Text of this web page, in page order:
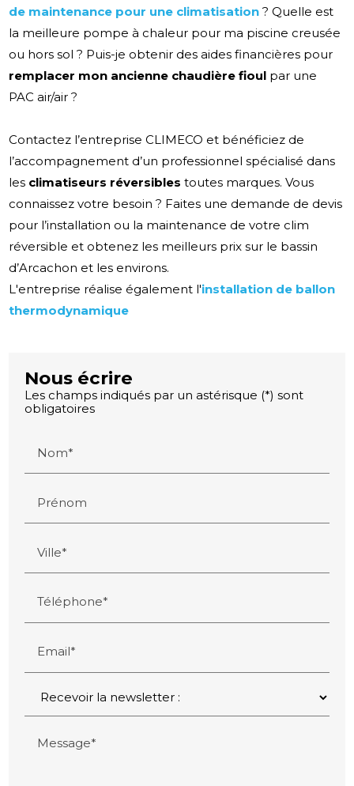
de maintenance pour une climatisation ? Quelle est
la meilleure pompe à chaleur pour ma piscine creusée
ou hors sol ? Puis-je obtenir des aides financières pour
remplacer mon ancienne chaudière fioul par une
PAC air/air ?
Contactez l’entreprise CLIMECO et bénéficiez de
l’accompagnement d’un professionnel spécialisé dans
les climatiseurs réversibles toutes marques. Vous
connaissez votre besoin ? Faites une demande de devis
pour l’installation ou la maintenance de votre clim
réversible et obtenez les meilleurs prix sur le bassin
d’Arcachon et les environs.
L'entreprise réalise également l'installation de ballon
thermodynamique
Nous écrire
Les champs indiqués par un astérisque (*) sont
obligatoires
Nom*
Prénom
Ville*
Téléphone*
Email*
Message*